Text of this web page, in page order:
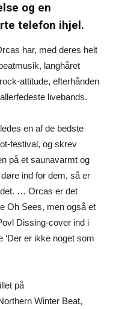
og en
telefon ihjel.
har, med deres helt
langhåret
attitude, efterhånden
livebands.
en af de bedste
festival, og skrev
på et saunavarmt og
ind for dem, så er
… Orcas er det
Oh Sees, men også et
Dissing-cover ind i
‘Der er ikke noget som
på
Winter Beat,